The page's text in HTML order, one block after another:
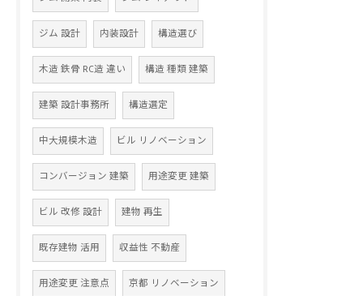
ジム 設計 内装設計 構造選び
木造 鉄骨 RC造 違い 構造 種類 建築
建築 設計事務所 構造選定
中大規模木造 ビル リノベーション
コンバージョン 建築 用途変更 建築
ビル 改修 設計 建物 再生
既存建物 活用 収益性 不動産
用途変更 注意点 京都 リノベーション